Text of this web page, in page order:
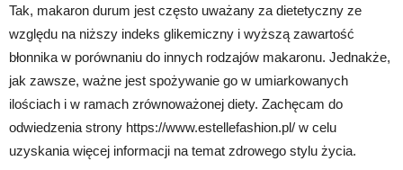
Tak, makaron durum jest często uważany za dietetyczny ze
względu na niższy indeks glikemiczny i wyższą zawartość
błonnika w porównaniu do innych rodzajów makaronu. Jednakże,
jak zawsze, ważne jest spożywanie go w umiarkowanych
ilościach i w ramach zrównoważonej diety. Zachęcam do
odwiedzenia strony https://www.estellefashion.pl/ w celu
uzyskania więcej informacji na temat zdrowego stylu życia.